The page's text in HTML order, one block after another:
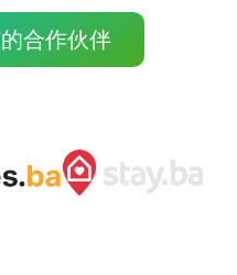
合作伙伴